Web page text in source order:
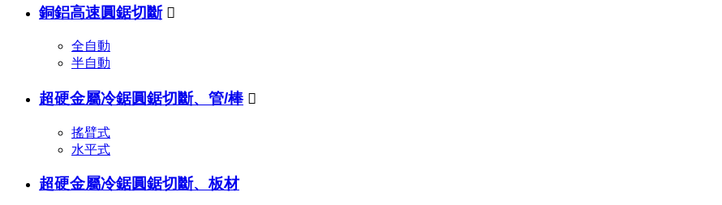
銅鋁高速圓鋸切斷 
全自動
半自動
超硬金屬冷鋸圓鋸切斷、管/棒 
搖臂式
水平式
超硬金屬冷鋸圓鋸切斷、板材